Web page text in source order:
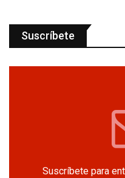
Suscríbete
Suscríbete para